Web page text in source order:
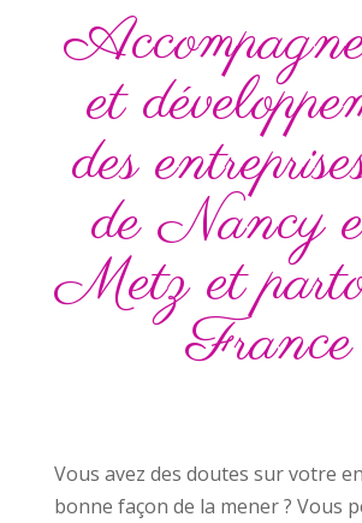
et
des
de Nancy
Metz et
France
Vous avez des doutes sur votre
bonne façon de la mener ? Vous